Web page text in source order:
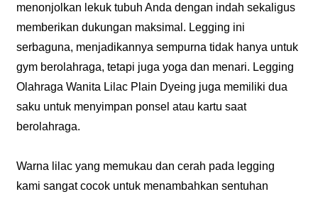
menonjolkan lekuk tubuh Anda dengan indah sekaligus
memberikan dukungan maksimal. Legging ini
serbaguna, menjadikannya sempurna tidak hanya untuk
gym berolahraga, tetapi juga yoga dan menari. Legging
Olahraga Wanita Lilac Plain Dyeing juga memiliki dua
saku untuk menyimpan ponsel atau kartu saat
berolahraga.
Warna lilac yang memukau dan cerah pada legging
kami sangat cocok untuk menambahkan sentuhan